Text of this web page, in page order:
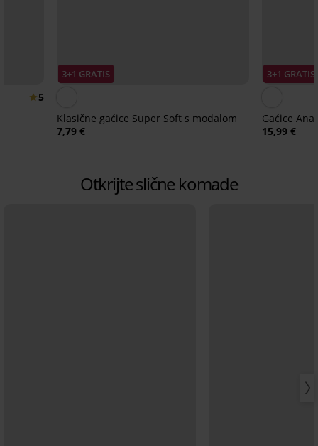
5
3+1 GRATIS
Klasične gaćice Super Soft s modalom
7,79 €
3+1 GRATIS
Gaćice
15,99 €
Otkrijte slične komade